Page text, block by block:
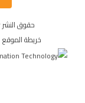
حقوق النشر © 2016 المركز العربي لأعمال
خريطة الموقع